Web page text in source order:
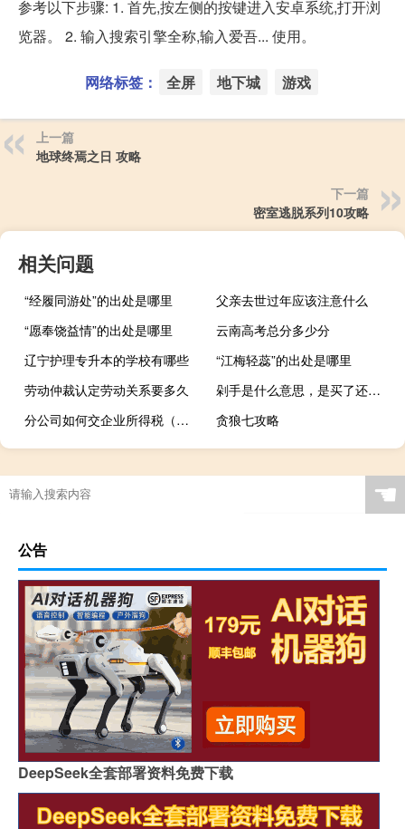
参考以下步骤: 1. 首先,按左侧的按键进入安卓系统,打开浏
览器。 2. 输入搜索引擎全称,输入爱吾... 使用。
网络标签： 全屏 地下城 游戏
上一篇
地球终焉之日 攻略
下一篇
密室逃脱系列10攻略
相关问题
“经履同游处”的出处是哪里
父亲去世过年应该注意什么
“愿奉饶益情”的出处是哪里
云南高考总分多少分
辽宁护理专升本的学校有哪些
“江梅轻蕊”的出处是哪里
劳动仲裁认定劳动关系要多久
剁手是什么意思，是买了还是没买什么梗
分公司如何交企业所得税（分公司企业所得税如何缴纳）
贪狼七攻略
☚
公告
DeepSeek全套部署资料免费下载